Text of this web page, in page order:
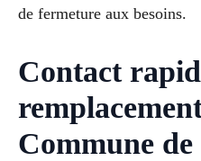
de fermeture aux besoins.
Contact
Commune de